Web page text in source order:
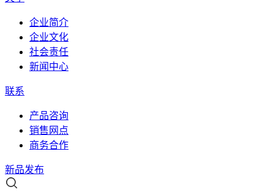
企业简介
企业文化
社会责任
新闻中心
联系
产品咨询
销售网点
商务合作
新品发布